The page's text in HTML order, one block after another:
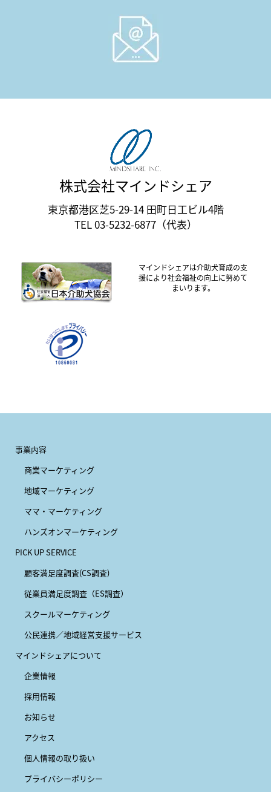
株式会社マインドシェア
東京都港区芝5-29-14 田町日工ビル4階
TEL 03-5232-6877（代表）
マインドシェアは介助犬育成の支
援により社会福祉の向上に努めて
まいります。
事業内容
商業マーケティング
地域マーケティング
ママ・マーケティング
ハンズオンマーケティング
PICK UP SERVICE
顧客満足度調査(CS調査)
従業員満足度調査（ES調査）
スクールマーケティング
公民連携／地域経営支援サービス
マインドシェアについて
企業情報
採用情報
お知らせ
アクセス
個人情報の取り扱い
プライバシーポリシー